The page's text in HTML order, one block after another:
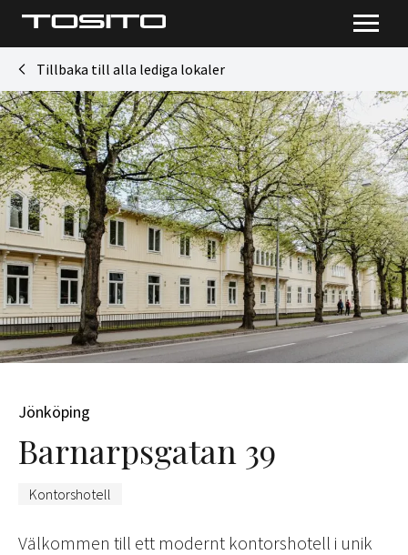
Tillbaka till alla lediga lokaler
Jönköping
Barnarpsgatan 39
Kontorshotell
Välkommen till ett modernt kontorshotell i unik